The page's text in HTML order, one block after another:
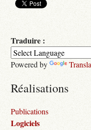
Traduire :
Powered by
Réalisations
Publications
Logiciels